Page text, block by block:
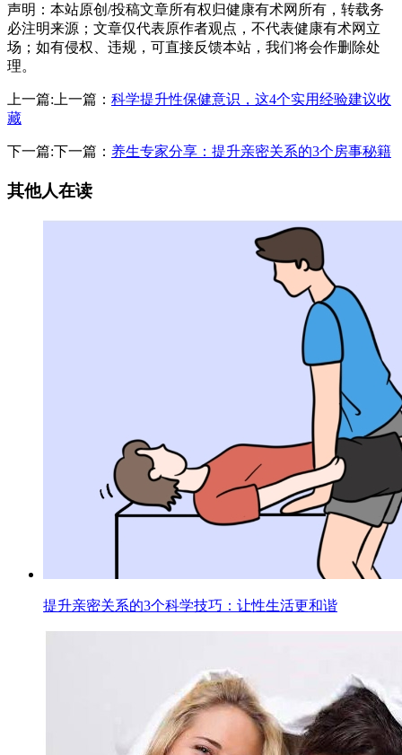
声明：本站原创/投稿文章所有权归健康有术网所有，转载务
必注明来源；文章仅代表原作者观点，不代表健康有术网立
场；如有侵权、违规，可直接反馈本站，我们将会作删除处
理。
上一篇:上一篇： 科学提升性保健意识，这4个实用经验建议收
藏
下一篇:下一篇： 养生专家分享：提升亲密关系的3个房事秘籍
其他人在读
提升亲密关系的3个科学技巧：让性生活更和谐